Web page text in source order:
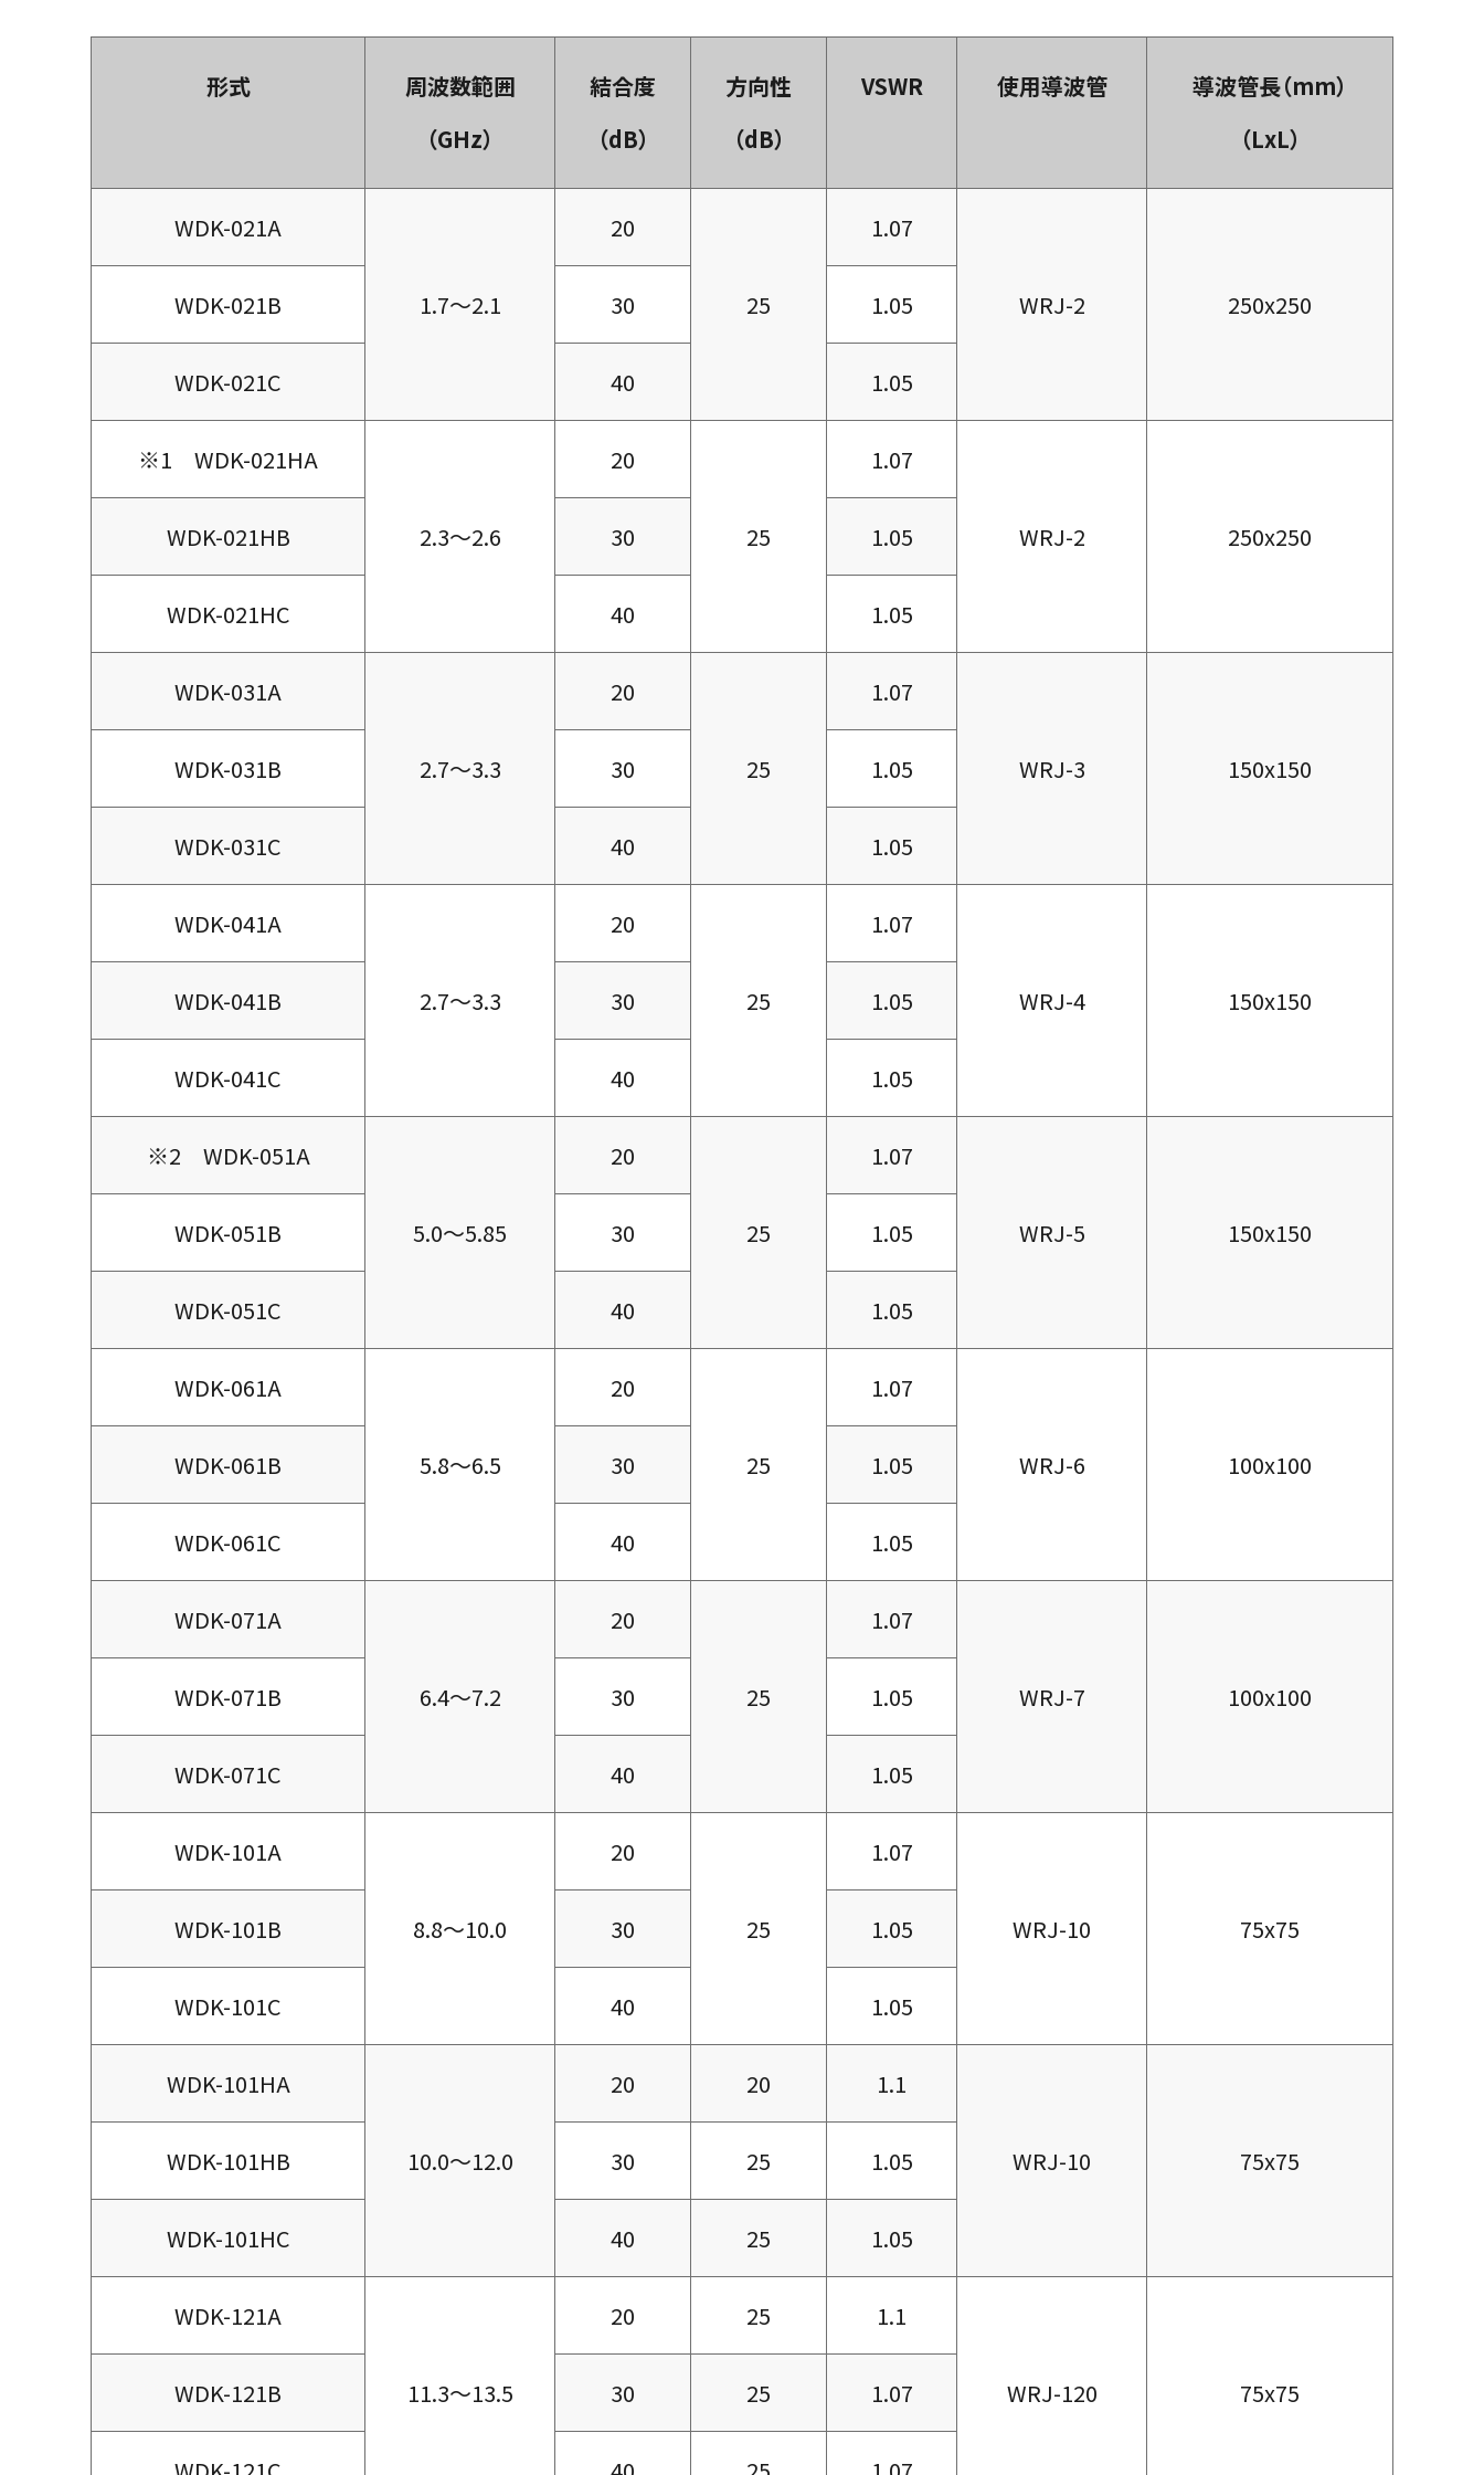
形式
周波数範囲
（GHz）
結合度
（dB）
方向性
（dB）
VSWR 使用導波管
導波管長（mm）
（LxL）
WDK-021A
1.7～2.1
20
25
1.07
WRJ-2 250x250
WDK-021B 30 1.05
WDK-021C 40 1.05
※1 WDK-021HA
2.3～2.6
20
25
1.07
WRJ-2 250x250
WDK-021HB 30 1.05
WDK-021HC 40 1.05
WDK-031A
2.7～3.3
20
25
1.07
WRJ-3 150x150
WDK-031B 30 1.05
WDK-031C 40 1.05
WDK-041A
2.7～3.3
20
25
1.07
WRJ-4 150x150
WDK-041B 30 1.05
WDK-041C 40 1.05
※2 WDK-051A
5.0～5.85
20
25
1.07
WRJ-5 150x150
WDK-051B 30 1.05
WDK-051C 40 1.05
WDK-061A
5.8～6.5
20
25
1.07
WRJ-6 100x100
WDK-061B 30 1.05
WDK-061C 40 1.05
WDK-071A
6.4～7.2
20
25
1.07
WRJ-7 100x100
WDK-071B 30 1.05
WDK-071C 40 1.05
WDK-101A
8.8～10.0
20
25
1.07
WRJ-10 75x75
WDK-101B 30 1.05
WDK-101C 40 1.05
WDK-101HA
10.0～12.0
20 20 1.1
WRJ-10 75x75
WDK-101HB 30 25 1.05
WDK-101HC 40 25 1.05
WDK-121A
11.3～13.5
20 25 1.1
WRJ-120 75x75
WDK-121B 30 25 1.07